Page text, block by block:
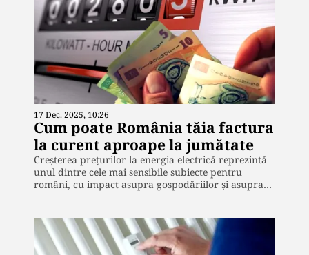
17 Dec. 2025, 10:26
Cum poate România tăia factura
la curent aproape la jumătate
Creșterea prețurilor la energia electrică reprezintă
unul dintre cele mai sensibile subiecte pentru
români, cu impact asupra gospodăriilor și asupra…